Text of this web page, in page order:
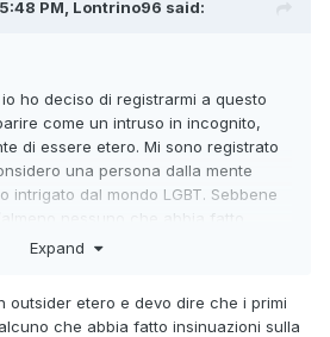
PM, Lontrino96 said:
ho deciso di registrarmi a questo
come un intruso in incognito,
di essere etero. Mi sono registrato
una persona dalla mente
intrigato dal mondo LGBT. Sebbene
nessuno che abbia fatto
esserne ignorante, voglio
scoperto essere un altro Tinder,
Expand
outsider etero e devo dire che i primi
che abbia fatto insinuazioni sulla